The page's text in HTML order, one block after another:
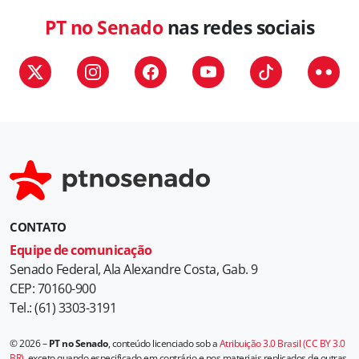
PT no Senadonas redes sociais
CONTATO
Equipe de comunicação
Senado Federal, Ala Alexandre Costa, Gab. 9
CEP: 70160-900
Tel.: (61) 3303-3191
© 2026 –PT no Senado, conteúdo licenciado sob aAtribuição 3.0 Brasil (CC BY 3.0